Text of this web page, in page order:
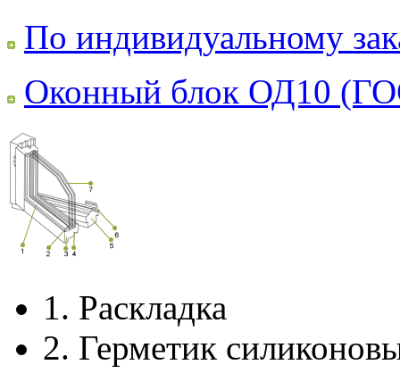
По индивидуальному
Оконный блок ОД10
1. Раскладка
2. Герметик